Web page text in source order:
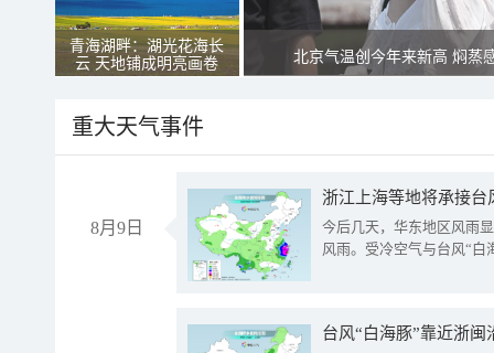
青海湖畔：湖光花海长
云 天地铺成明亮画卷
北京气温创今年来新高 焖蒸
重大天气事件
8月9日
浙江上海等地将承接台
今后几天，华东地区风雨
风雨。受冷空气与台风“白
台风“白海豚”靠近浙